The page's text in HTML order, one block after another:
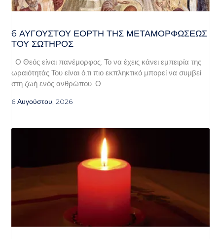
6 ΑΥΓΟΥΣΤΟΥ ΕΟΡΤΗ ΤΗΣ ΜΕΤΑΜΟΡΦΩΣΕΩΣ
ΤΟΥ ΣΩΤΗΡΟΣ
Ο Θεός είναι πανέμορφος. Το να έχεις κάνει εμπειρία της
ωραιότητάς Του είναι ό,τι πιο εκπληκτικό μπορεί να συμβεί
στη ζωή ενός ανθρώπου. Ο
6 Αυγούστου, 2026